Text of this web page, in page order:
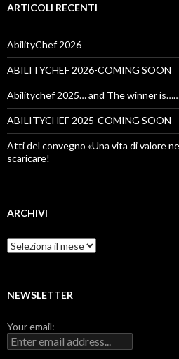
ARTICOLI RECENTI
AbilityChef 2026
ABILITYCHEF 2026-COMING SOON
Abilitychef 2025… and The winner
ABILITYCHEF 2025-COMING SOON
Atti del convegno «Una vita di valore
scaricare!
ARCHIVI
Archivi
NEWSLETTER
Your email: